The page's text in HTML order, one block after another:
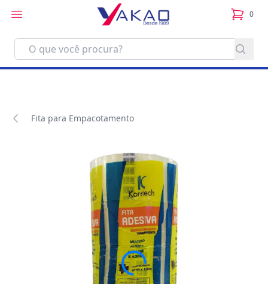
0
itens
Fita para Empacotamento